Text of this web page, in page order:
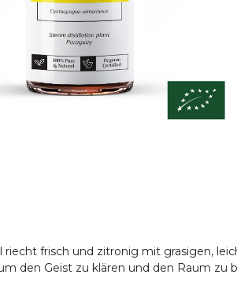
riecht frisch und zitronig mit grasigen,
den Geist zu klären und den Raum zu